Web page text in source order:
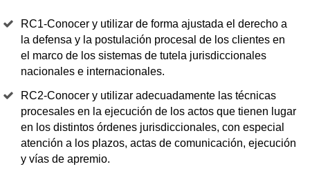
RC1-Conocer y utilizar de forma ajustada el derecho a
la defensa y la postulación procesal de los clientes en
el marco de los sistemas de tutela jurisdiccionales
nacionales e internacionales.
RC2-Conocer y utilizar adecuadamente las técnicas
procesales en la ejecución de los actos que tienen lugar
en los distintos órdenes jurisdiccionales, con especial
atención a los plazos, actas de comunicación, ejecución
y vías de apremio.